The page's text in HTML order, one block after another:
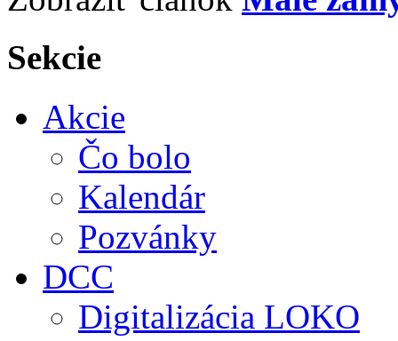
Sekcie
Akcie
Čo bolo
Kalendár
Pozvánky
DCC
Digitalizácia LOKO